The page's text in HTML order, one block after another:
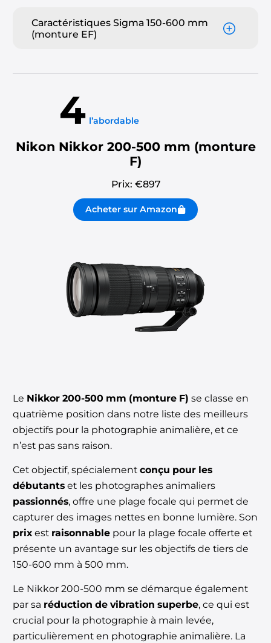
Caractéristiques Sigma 150-600 mm
(monture EF)
4 l’abordable
Nikon Nikkor 200-500 mm (monture
F)
Prix: €897
Acheter sur Amazon
Le Nikkor 200-500 mm (monture F) se classe en
quatrième position dans notre liste des meilleurs
objectifs pour la photographie animalière, et ce
n’est pas sans raison.
Cet objectif, spécialement conçu pour les
débutants et les photographes animaliers
passionnés, offre une plage focale qui permet de
capturer des images nettes en bonne lumière. Son
prix est raisonnable pour la plage focale offerte et
présente un avantage sur les objectifs de tiers de
150-600 mm à 500 mm.
Le Nikkor 200-500 mm se démarque également
par sa réduction de vibration superbe, ce qui est
crucial pour la photographie à main levée,
particulièrement en photographie animalière. La